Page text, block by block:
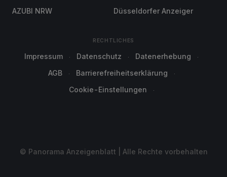
AZUBI NRW
Düsseldorfer Anzeiger
RECHTLICHES
Impressum Datenschutz
Datenerhebung
AGB
Barrierefreiheitserklärung
Cookie-Einstellungen
© Panorama Anzeigenblatt | Alle Rechte vorbehalten